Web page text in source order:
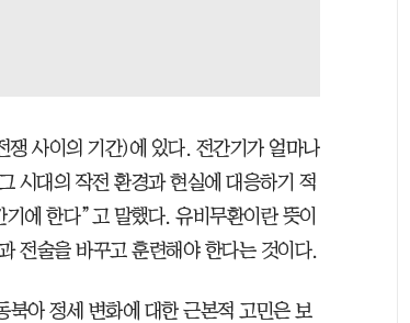
쟁 사이의 기간)에 있다. 전간기가 얼마나
시대의 작전 환경과 현실에 대응하기 적
에 한다”고 말했다. 유비무환이란 뜻이
전술을 바꾸고 훈련해야 한다는 것이다.
아 정세 변화에 대한 근본적 고민은 보